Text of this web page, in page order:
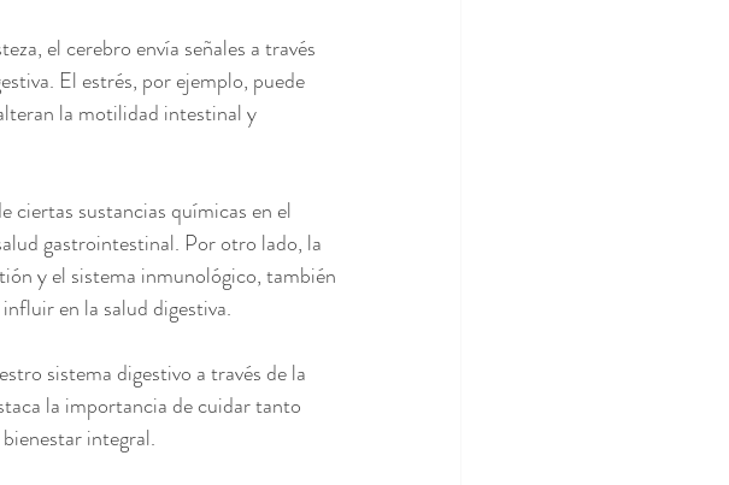
el cerebro envía señales a través
El estrés, por ejemplo, puede
la motilidad intestinal y
ciertas sustancias químicas en el
gastrointestinal. Por otro lado, la
y el sistema inmunológico, también
en la salud digestiva.
sistema digestivo a través de la
la importancia de cuidar tanto
integral.